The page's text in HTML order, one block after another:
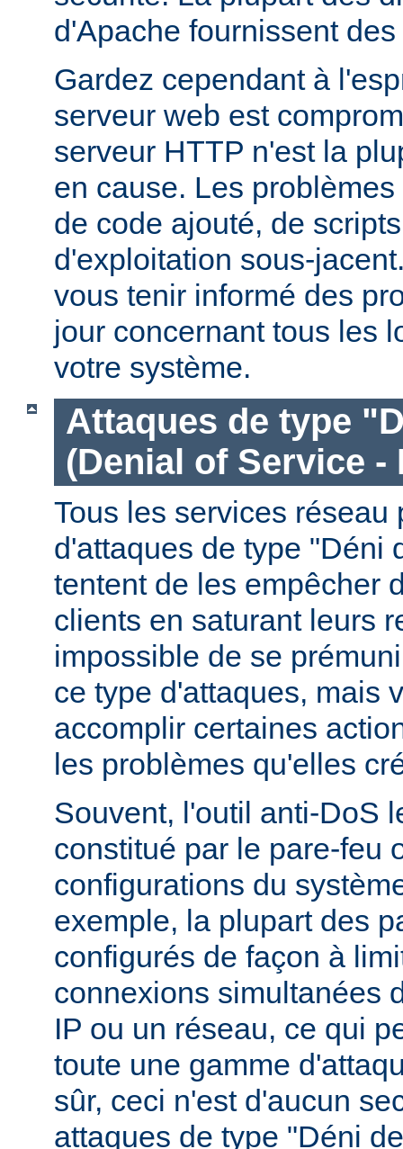
d'Apache fournissent
Gardez cependant à
serveur web est
serveur HTTP n'est la
en cause. Les
de code ajouté, de
d'exploitation sous-
vous tenir informé des
jour concernant tous les
votre système.
Attaques de type
(Denial of Service -
Tous les services réseau
d'attaques de type "Déni
tentent de les empêcher
clients en saturant leurs
impossible de se
ce type d'attaques, mais
accomplir certaines
les problèmes qu'elles
Souvent, l'outil anti-DoS
constitué par le pare-feu
configurations du
exemple, la plupart des
configurés de façon à
connexions simultanées
IP ou un réseau, ce qui
toute une gamme
sûr, ceci n'est d'aucun
attaques de type "Déni